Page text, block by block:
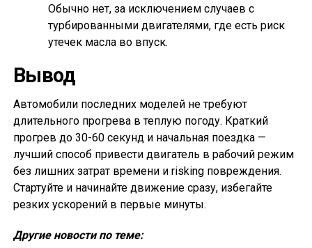
Обычно нет, за исключением случаев с
турбированными двигателями, где есть риск
утечек масла во впуск.
Вывод
Автомобили последних моделей не требуют
длительного прогрева в теплую погоду. Краткий
прогрев до 30-60 секунд и начальная поездка —
лучший способ привести двигатель в рабочий режим
без лишних затрат времени и risking повреждения.
Стартуйте и начинайте движение сразу, избегайте
резких ускорений в первые минуты.
Другие новости по теме: